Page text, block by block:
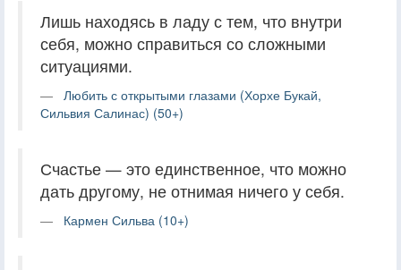
Лишь находясь в ладу с тем, что внутри
себя, можно справиться со сложными
ситуациями.
Любить с открытыми глазами (Хорхе Букай,
Сильвия Салинас) (50+)
Счастье — это единственное, что можно
дать другому, не отнимая ничего у себя.
Кармен Сильва (10+)